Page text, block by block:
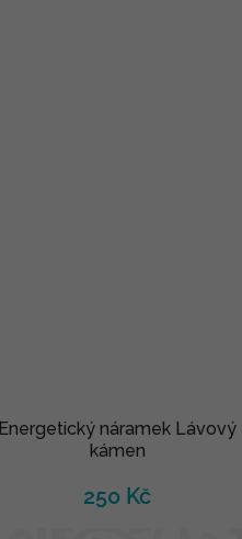
Energetický náramek Lávový
kámen
250 Kč